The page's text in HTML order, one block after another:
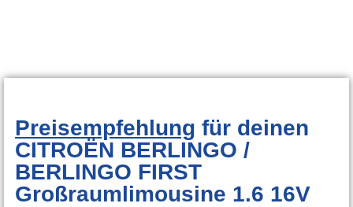
Preisempfehlung für deinen
CITROËN BERLINGO /
BERLINGO FIRST
Großraumlimousine 1.6 16V